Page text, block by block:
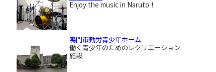
Enjoy the music in Naruto！
鳴門市勤労青少年ホーム
働く青少年のためのレクリエーション
施設